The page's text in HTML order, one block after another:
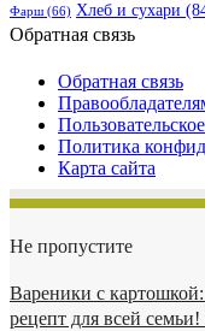
Фарш (66) Хлеб и сухари
Обратная связь
Обратная связь
Политика
Карта сайта
Не пропустите
Вареники с
рецепт для всей